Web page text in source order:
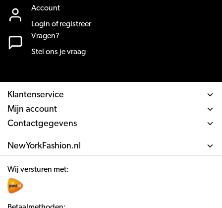
Account
Login of registreer
Vragen?
Stel ons je vraag
Klantenservice
Mijn account
Contactgegevens
NewYorkFashion.nl
Wij versturen met: